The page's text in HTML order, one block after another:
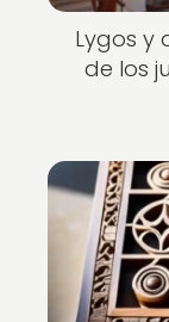
Lygos y
de los